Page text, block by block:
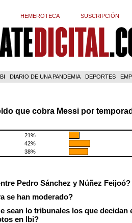
HEMEROTECA SUSCRIPCIÓN
DIARIO DE UNA PANDEMIA DEPORTES
que cobra Messi por
21%
42%
38%
Pedro Sánchez y Núñez Feijoó?
se han moderado?
sean lo tribunales los que decidan
en Ibi?